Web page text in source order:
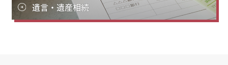
遺言・遺産相続